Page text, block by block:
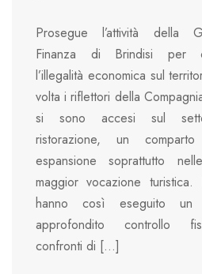
Prosegue l’attività della
Finanza di Brindisi per
l’illegalità economica sul
volta i riflettori della
si sono accesi sul
ristorazione, un
espansione soprattutto
maggior vocazione turistica.
hanno così eseguito
approfondito controllo
confronti di […]